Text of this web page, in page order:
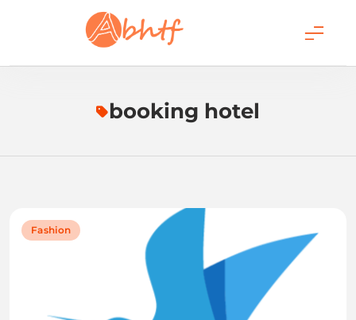
Abhtf.Com
booking hotel
Fashion